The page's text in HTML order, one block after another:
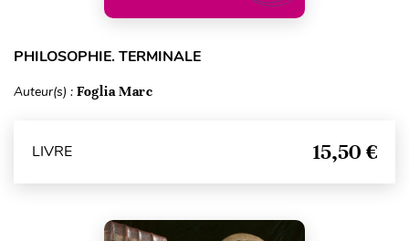
PHILOSOPHIE. TERMINALE
Auteur(s) : Foglia Marc
LIVRE 15,50 €